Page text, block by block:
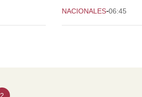
NACIONALES-06:45